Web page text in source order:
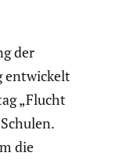
der
entwi­ckelt
„Flucht
die